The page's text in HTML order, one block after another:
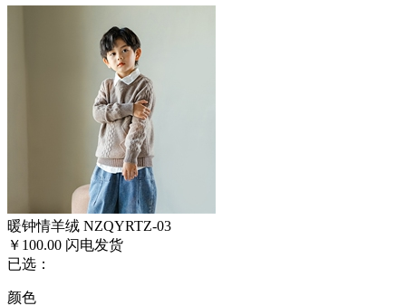
暖钟情羊绒 NZQYRTZ-03
￥100.00 闪电发货
已选：
颜色